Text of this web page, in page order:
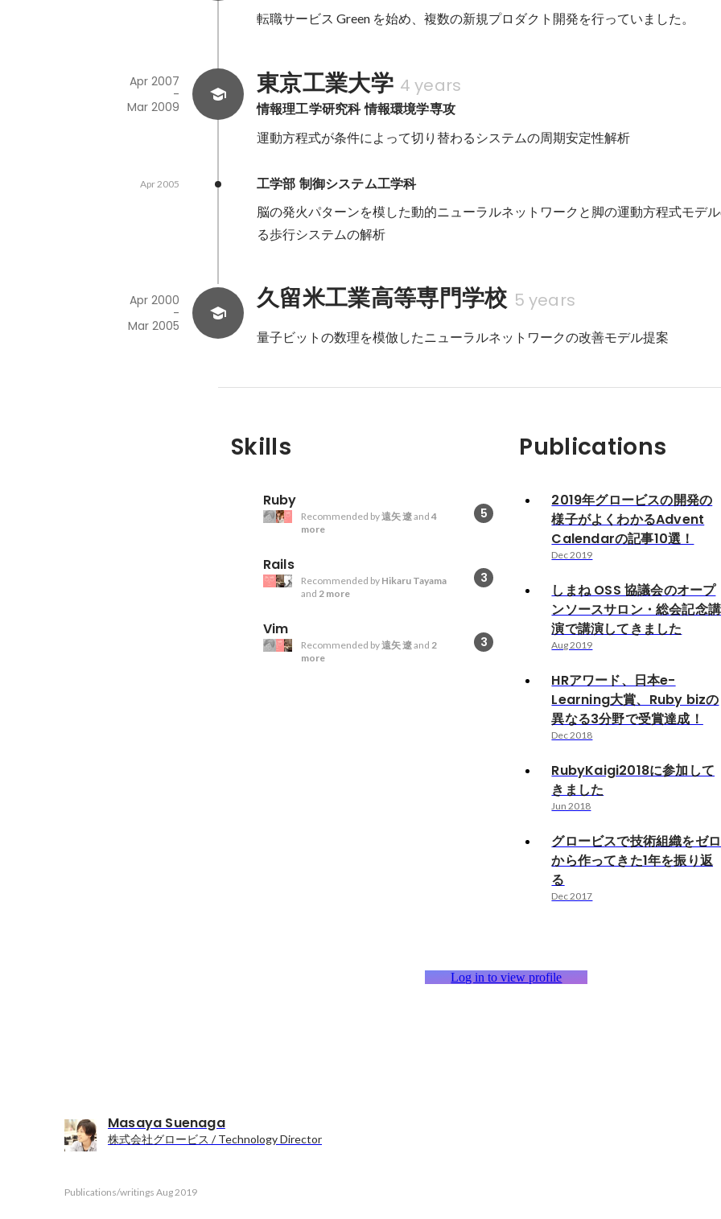
転職サービス Green を始め、複数の新規プロダクト開発を行っていました。
東京工業大学 4 years
情報理工学研究科 情報環境学専攻
Apr 2007
-
Mar 2009
運動方程式が条件によって切り替わるシステムの周期安定性解析
工学部 制御システム工学科
Apr 2005
脳の発火パターンを模した動的ニューラルネットワークと脚の運動方程式モデ
る歩行システムの解析
久留米工業高等専門学校 5 years
Apr 2000
-
Mar 2005
量子ビットの数理を模倣したニューラルネットワークの改善モデル提案
Skills
Ruby
5
Recommended by遠矢 遼and 4
more
Rails
3
Recommended by Hikaru Tayama
and 2 more
Vim
3
Recommended by遠矢 遼and 2
more
Publications
2019年グロービスの開発の
様子がよくわかるAdvent
Calendarの記事10選！
Dec 2019
しまね OSS 協議会のオープ
ンソースサロン・総会記念講
演で講演してきました
Aug 2019
HRアワード、日本e-
Learning大賞、Ruby bizの
異なる3分野で受賞達成！
Dec 2018
RubyKaigi2018に参加して
きました
Jun 2018
グロービスで技術組織をゼロ
から作ってきた1年を振り返
る
Dec 2017
Log in to view profile
Masaya Suenaga
株式会社グロービス / Technology Director
Publications/writings Aug 2019